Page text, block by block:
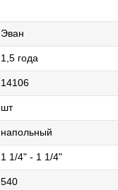
Эван
1,5 года
14106
шт
напольный
1 1/4" - 1 1/4"
540